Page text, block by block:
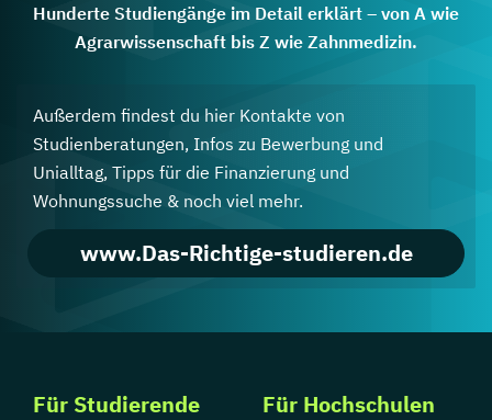
Hunderte Studiengänge im Detail erklärt – von A wie
Agrarwissenschaft bis Z wie Zahnmedizin.
Außerdem findest du hier Kontakte von
Studienberatungen, Infos zu Bewerbung und
Unialltag, Tipps für die Finanzierung und
Wohnungssuche & noch viel mehr.
www.Das-Richtige-studieren.de
Für Studierende Für Hochschulen